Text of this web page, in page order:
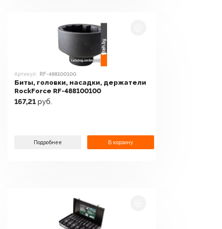
Артикул: RF-488100100
Биты, головки, насадки, держатели
RockForce RF-488100100
167,21 руб.
Подробнее В корзину